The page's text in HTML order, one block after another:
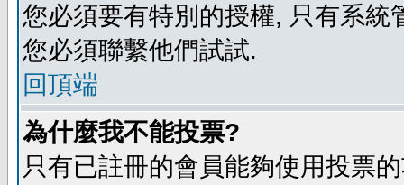
您必須要有特別的授權, 只有系
您必須聯繫他們試試.
回頂端
為什麼我不能投票?
只有已註冊的會員能夠使用投票